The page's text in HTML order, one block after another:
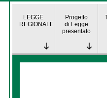
LEGGE
REGIONALE
Progetto
di Legge
presentato